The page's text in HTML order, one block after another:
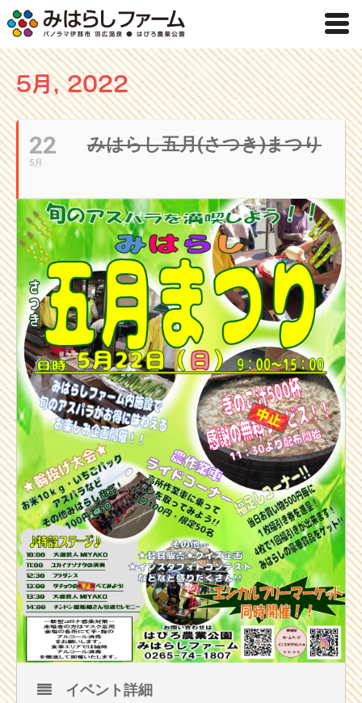
5月, 2022
22
5月
みはらし五月(さつき)まつり
イベント詳細